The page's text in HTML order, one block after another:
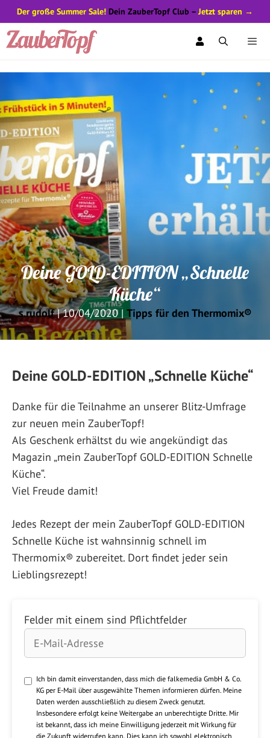
Zum
Inhalt
Deine GOLD-EDITION „Schnelle
Küche“
s.rudolf|10/04/2020| Tipps für den Thermomix®
Deine GOLD-EDITION „Schnelle Küche“
Danke für die Teilnahme an unserer Blitz-Umfrage
zur neuen mein ZauberTopf!
Als Geschenk erhältst du wie angekündigt das
Magazin „mein ZauberTopf GOLD-EDITION Schnelle
Küche“.
Viel Freude damit!
Jedes Rezept der mein ZauberTopf GOLD-EDITION
Schnelle Küche ist wahnsinnig schnell im
Thermomix® zubereitet. Dort findet jeder sein
Lieblingsrezept!
Felder mit einem sind Pflichtfelder
Ich bin damit einverstanden, dass mich die falkemedia GmbH & Co.
KG per E-Mail über ausgewählte Themen informieren dürfen. Meine
Daten werden ausschließlich zu diesem Zweck genutzt.
Insbesondere erfolgt keine Weitergabe an unberechtigte Dritte. Mir
ist bekannt, dass ich meine Einwilligung jederzeit mit Wirkung für
die Zukunft widerrufen kann. Dies kann ich sowohl elektronisch
Der große Summer Sale! Dein ZauberTopf Club –Jetzt sparen →